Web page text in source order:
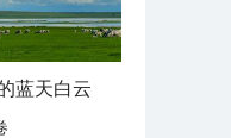
蓝天白云